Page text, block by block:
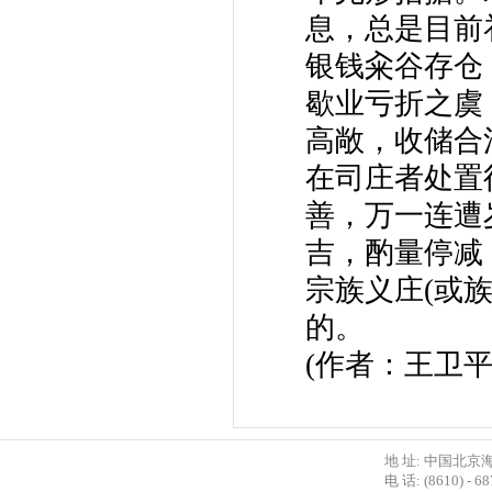
息，总是目
银钱籴谷存
歇业亏折之
高敞，收储
在司庄者处
善，万一连
吉，酌量停
宗族义庄(或
的。
(作者：王卫
地 址: 中国北京
电 话: (8610) -